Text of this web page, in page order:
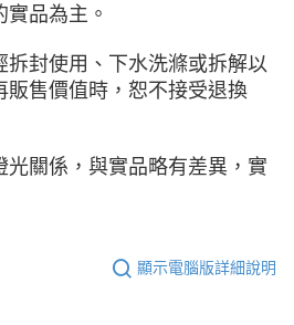
品為主。
拆封使用、下水洗滌或拆解以
販售價值時，恕不接受退換
光關係，與實品略有差異，實
顯示電腦版詳細說明